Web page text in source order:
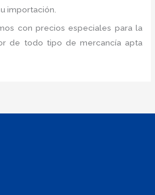
importación.
con precios especiales para la
de todo tipo de mercancía apta